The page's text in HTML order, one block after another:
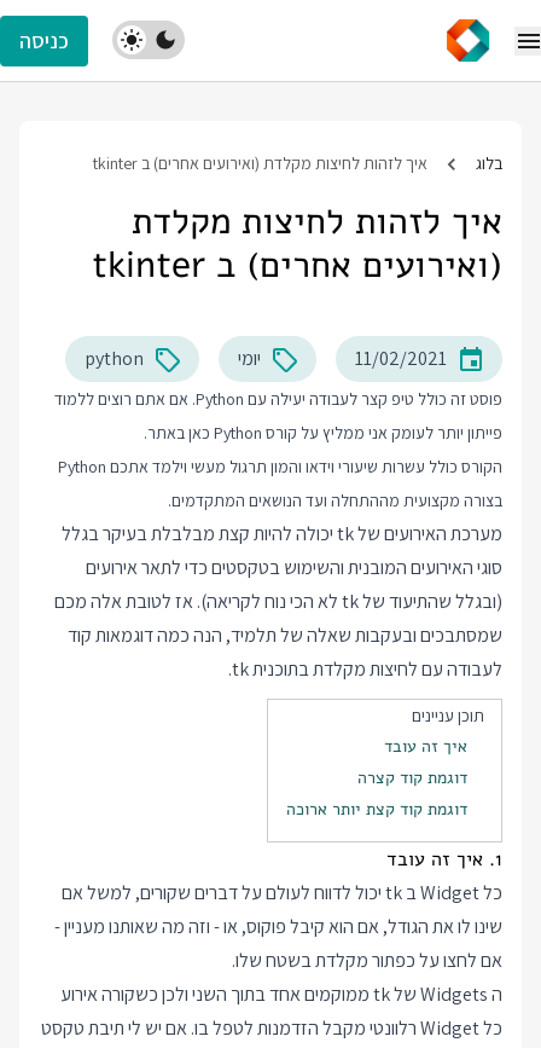
כניסה
בלוג איך לזהות לחיצות מקלדת (ואירועים אחרים) ב tkinter
איך לזהות לחיצות מקלדת
(ואירועים אחרים) ב tkinter
11/02/2021 יומי python
פוסט זה כולל טיפ קצר לעבודה יעילה עם Python. אם אתם רוצים ללמוד
פייתון יותר לעומק אני ממליץ על קורס Python
כאן באתר.
הקורס כולל עשרות שיעורי וידאו והמון תרגול מעשי וילמד אתכם Python
בצורה מקצועית מההתחלה ועד הנושאים המתקדמים.
מערכת האירועים של tk יכולה להיות קצת מבלבלת בעיקר בגלל
סוגי האירועים המובנית והשימוש בטקסטים כדי לתאר אירועים
(ובגלל שהתיעוד של tk לא הכי נוח לקריאה). אז לטובת אלה מכם
שמסתבכים ובעקבות שאלה של תלמיד, הנה כמה דוגמאות קוד
לעבודה עם לחיצות מקלדת בתוכנית tk.
תוכן עניינים
איך זה עובד
דוגמת קוד קצרה
דוגמת קוד קצת יותר ארוכה
1. איך זה עובד
כל Widget ב tk יכול לדווח לעולם על דברים שקורים, למשל אם
שינו לו את הגודל, אם הוא קיבל פוקוס, או - וזה מה שאותנו מעניין -
אם לחצו על כפתור מקלדת בשטח שלו.
ה Widgets של tk ממוקמים אחד בתוך השני ולכן כשקורה אירוע
כל Widget רלוונטי מקבל הזדמנות לטפל בו. אם יש לי תיבת טקסט